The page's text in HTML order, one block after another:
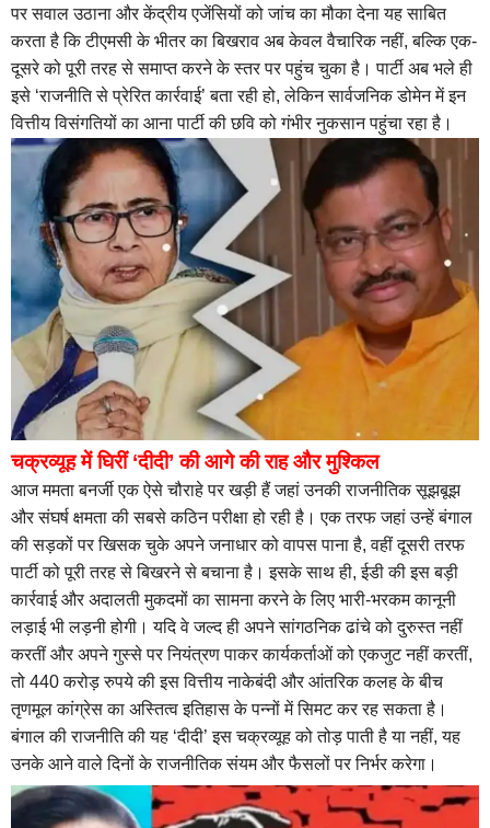
पर सवाल उठाना और केंद्रीय एजेंसियों को जांच का मौका देना यह साबित
करता है कि टीएमसी के भीतर का बिखराव अब केवल वैचारिक नहीं, बल्कि एक-
दूसरे को पूरी तरह से समाप्त करने के स्तर पर पहुंच चुका है। पार्टी अब भले ही
इसे ‘राजनीति से प्रेरित कार्रवाई’ बता रही हो, लेकिन सार्वजनिक डोमेन में इन
वित्तीय विसंगतियों का आना पार्टी की छवि को गंभीर नुकसान पहुंचा रहा है।
चक्रव्यूह में घिरीं ‘दीदी’ की आगे की राह और मुश्किल
आज ममता बनर्जी एक ऐसे चौराहे पर खड़ी हैं जहां उनकी राजनीतिक सूझबूझ
और संघर्ष क्षमता की सबसे कठिन परीक्षा हो रही है। एक तरफ जहां उन्हें बंगाल
की सड़कों पर खिसक चुके अपने जनाधार को वापस पाना है, वहीं दूसरी तरफ
पार्टी को पूरी तरह से बिखरने से बचाना है। इसके साथ ही, ईडी की इस बड़ी
कार्रवाई और अदालती मुकदमों का सामना करने के लिए भारी-भरकम कानूनी
लड़ाई भी लड़नी होगी। यदि वे जल्द ही अपने सांगठनिक ढांचे को दुरुस्त नहीं
करतीं और अपने गुस्से पर नियंत्रण पाकर कार्यकर्ताओं को एकजुट नहीं करतीं,
तो 440 करोड़ रुपये की इस वित्तीय नाकेबंदी और आंतरिक कलह के बीच
तृणमूल कांग्रेस का अस्तित्व इतिहास के पन्नों में सिमट कर रह सकता है।
बंगाल की राजनीति की यह ‘दीदी’ इस चक्रव्यूह को तोड़ पाती है या नहीं, यह
उनके आने वाले दिनों के राजनीतिक संयम और फैसलों पर निर्भर करेगा।